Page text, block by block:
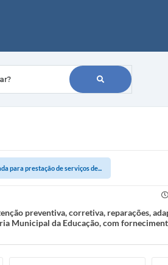
para prestação de serviços de...
preventiva, corretiva, reparações,
Municipal da Educação, com